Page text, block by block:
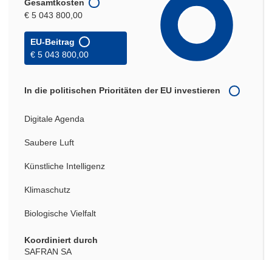
Gesamtkosten
€ 5 043 800,00
EU-Beitrag
€ 5 043 800,00
In die politischen Prioritäten der EU investieren
Digitale Agenda
Saubere Luft
Künstliche Intelligenz
Klimaschutz
Biologische Vielfalt
Koordiniert durch
SAFRAN SA